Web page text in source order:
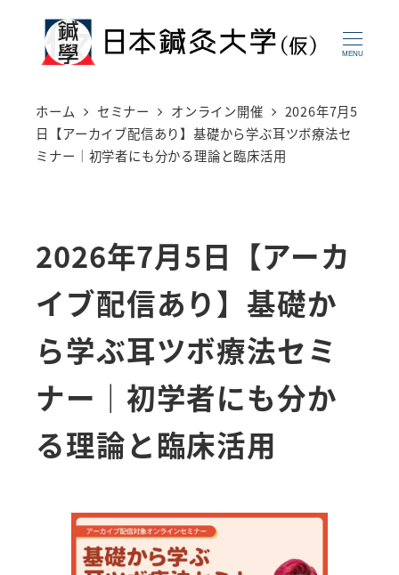
MENU
ホーム セミナー オンライン開催
2026年7月5
日【アーカイブ配信あり】基礎から学ぶ耳ツボ療法セ
ミナー｜初学者にも分かる理論と臨床活用
2026年7月5日【アーカ
イブ配信あり】基礎か
ら学ぶ耳ツボ療法セミ
ナー｜初学者にも分か
る理論と臨床活用